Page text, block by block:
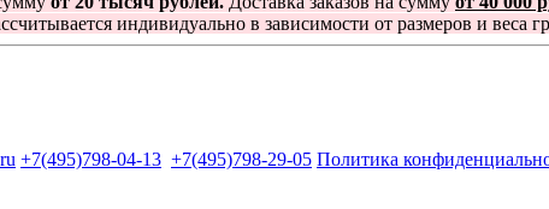
индивидуально в зависимости от размеров и веса
+7(495)798-04-13 +7(495)798-29-05 Политика